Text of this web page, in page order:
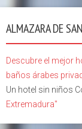
ALMAZARA DE
Descubre el mejor
baños árabes
Un hotel sin niños
Extremadura"